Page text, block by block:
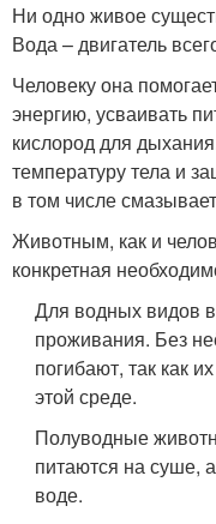
Ни одно живое
Вода – двигатель
Человеку она
энергию, усваивать
кислород для
температуру тела и
в том числе
Животным, как и
конкретная
Для водных видов
проживания. Без
погибают, так как
этой среде.
Полуводные
питаются на суше,
воде.